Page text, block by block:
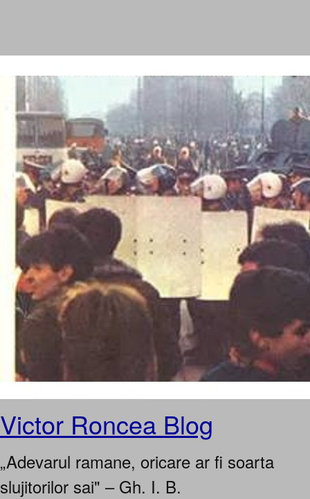
Victor Roncea Blog
„Adevarul ramane, oricare ar fi soarta
slujitorilor sai" – Gh. I. B.